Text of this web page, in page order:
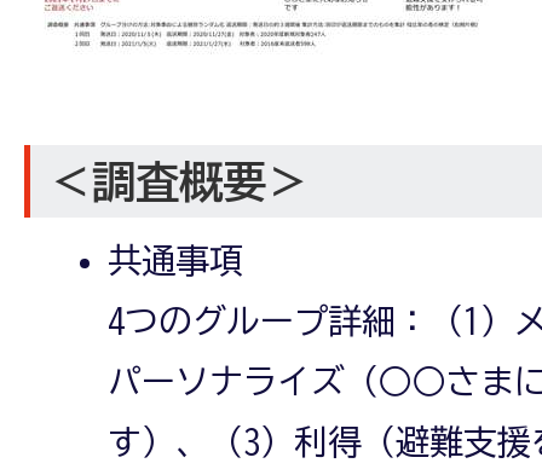
＜調査概要＞
共通事項
4つのグループ詳細：（1）
パーソナライズ（○○さま
す）、（3）利得（避難支